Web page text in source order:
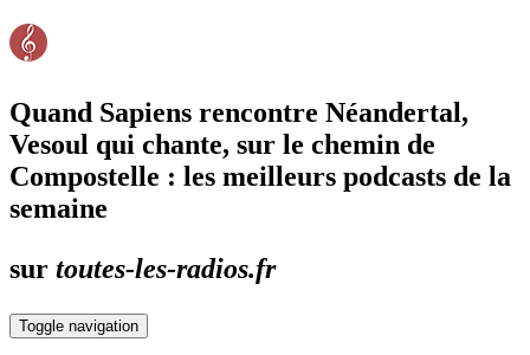
Quand Sapiens rencontre Néandertal,
Vesoul qui chante, sur le chemin de
Compostelle : les meilleurs podcasts de la
semaine
sur toutes-les-radios.fr
Toggle navigation